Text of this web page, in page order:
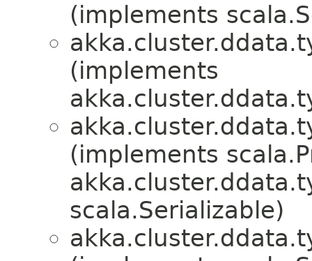
(implements
(implements
(implements
scala.Serializable)